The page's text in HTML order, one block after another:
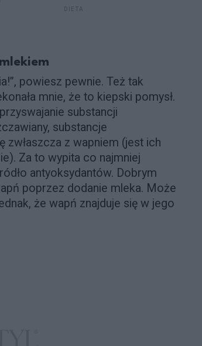
powiesz pewnie. Też tak
mnie, że to kiepski pomysł.
substancji
substancje
zwłaszcza z wapniem (jest ich
Za to wypita co najmniej
antyoksydantów. Dobrym
poprzez dodanie mleka. Może
że wapń znajduje się w jego